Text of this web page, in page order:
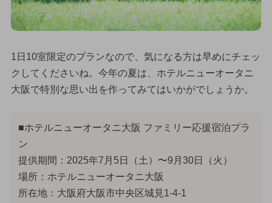
1日10室限定のプランなので、気になる方は早めにチェッ
クしてくださいね。今年の夏は、ホテルニューオータニ
大阪で特別な思い出を作ってみてはいかがでしょうか。
■ホテルニューオータニ大阪 ファミリー応援宿泊プラ
ン
提供期間：2025年7月5日（土）〜9月30日（火）
場所：ホテルニューオータニ大阪
所在地：大阪府大阪市中央区城見1-4-1